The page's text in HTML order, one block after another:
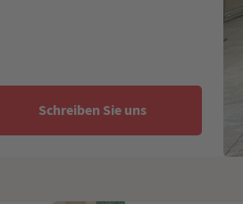
Schreiben Sie uns